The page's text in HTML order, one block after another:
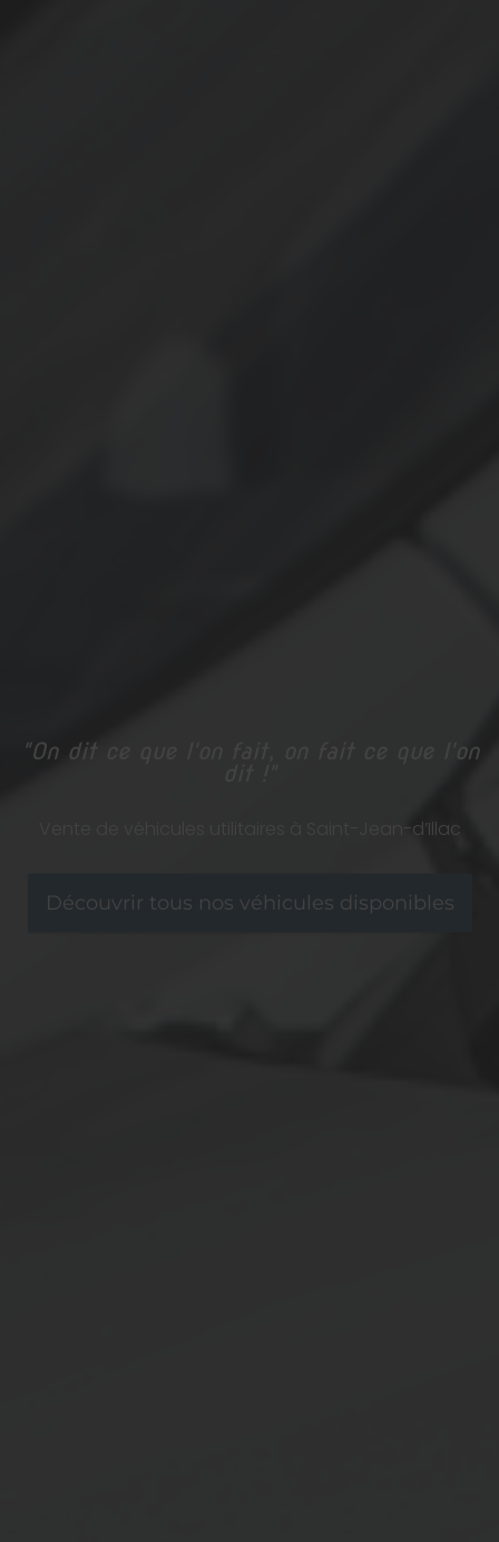
"On dit ce que l'on fait, on fait ce que l'on
Vente de véhicules utilitaires à Saint-Jean-d’Illac
Découvrir tous nos véhicules disponibles